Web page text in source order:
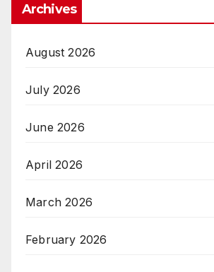
Archives
August 2026
July 2026
June 2026
April 2026
March 2026
February 2026